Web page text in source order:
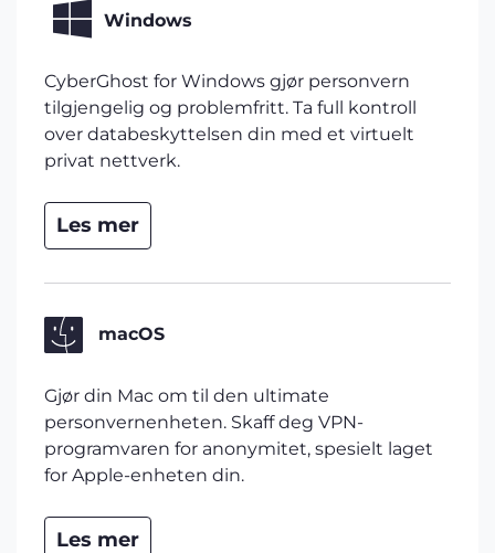
Windows
CyberGhost for Windows gjør personvern
tilgjengelig og problemfritt. Ta full kontroll
over databeskyttelsen din med et virtuelt
privat nettverk.
Les mer
macOS
Gjør din Mac om til den ultimate
personvernenheten. Skaff deg VPN-
programvaren for anonymitet, spesielt laget
for Apple-enheten din.
Les mer